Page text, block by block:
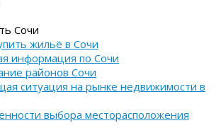
Сочи
жильё в Сочи
информация по Сочи
районов Сочи
ситуация на рынке недвижимости в
выбора месторасположения